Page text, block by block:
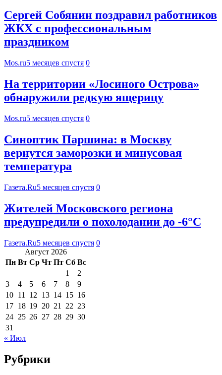
Сергей Собянин поздравил работников
ЖКХ с профессиональным
праздником
Mos.ru5 месяцев спустя 0
На территории «Лосиного Острова»
обнаружили редкую ящерицу
Mos.ru5 месяцев спустя 0
Синоптик Паршина: в Москву
вернутся заморозки и минусовая
температура
Газета.Ru5 месяцев спустя 0
Жителей Московского региона
предупредили о похолодании до -6°C
Газета.Ru5 месяцев спустя 0
Август 2026
Пн Вт Ср Чт Пт Сб Вс
1
2
3
4 5 6 7 8
9
10 11 12 13 14 15 16
17 18 19 20 21 22 23
24 25 26 27 28 29 30
31
« Июл
Рубрики